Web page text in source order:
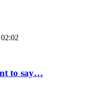
to say…